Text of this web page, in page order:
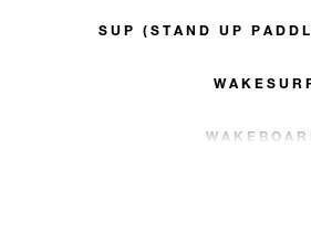
SUP (STAND UP